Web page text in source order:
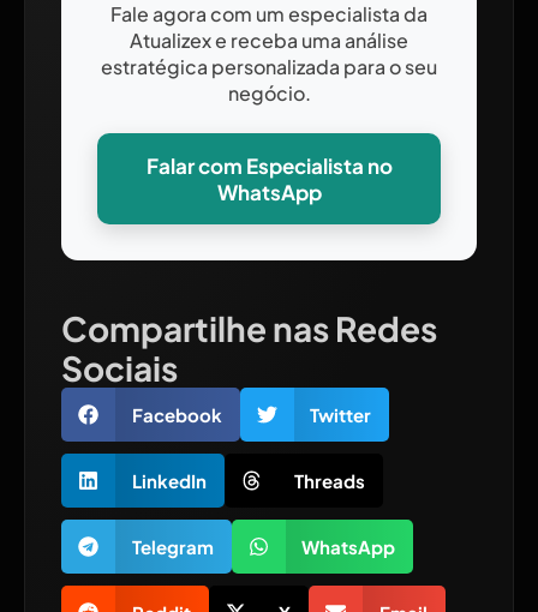
Fale agora com um especialista da
Atualizex e receba uma análise
estratégica personalizada para o seu
negócio.
Falar com Especialista no
WhatsApp
Compartilhe nas Redes
Sociais
Facebook Twitter
LinkedIn Threads
Telegram WhatsApp